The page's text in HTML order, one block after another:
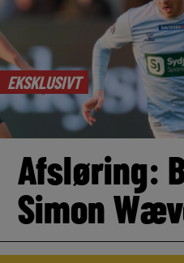
EKSKLUSIVT
Afsløring:
Simon